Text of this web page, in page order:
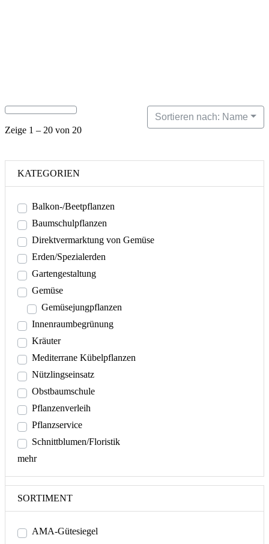
Zeige 1 – 20 von 20
Sortieren nach: Name
KATEGORIEN
Balkon-/Beetpflanzen
Baumschulpflanzen
Direktvermarktung von Gemüse
Erden/Spezialerden
Gartengestaltung
Gemüse
Gemüsejungpflanzen
Innenraumbegrünung
Kräuter
Mediterrane Kübelpflanzen
Nützlingseinsatz
Obstbaumschule
Pflanzenverleih
Pflanzservice
Schnittblumen/Floristik
mehr
SORTIMENT
AMA-Gütesiegel